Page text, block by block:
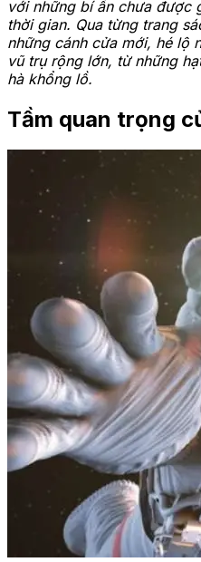
với những bí ẩn chưa được
thời gian. Qua từng trang
những cánh cửa mới, hé lộ
vũ trụ rộng lớn, từ những
hà khổng lồ.
Tầm quan trọng